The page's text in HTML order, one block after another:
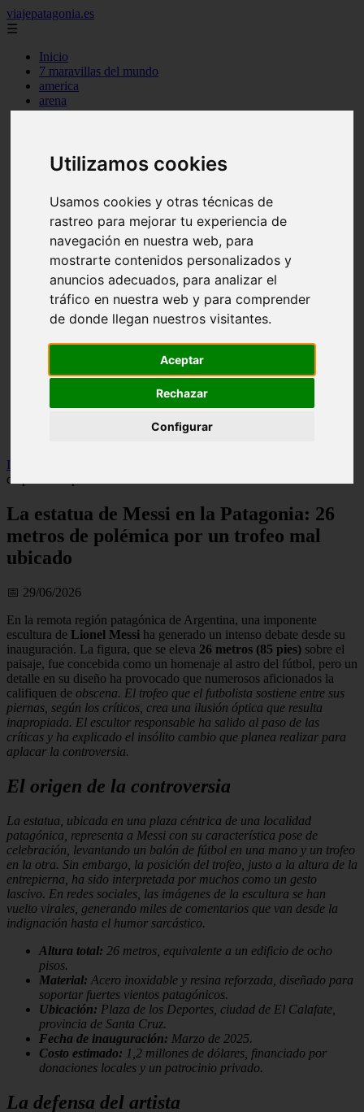
Utilizamos cookies
Usamos cookies y otras técnicas de
rastreo para mejorar tu experiencia de
navegación en nuestra web, para
mostrarte contenidos personalizados y
anuncios adecuados, para analizar el
tráfico en nuestra web y para comprender
de donde llegan nuestros visitantes.
Aceptar
Rechazar
Configurar
viajepatagonia.es
☰
Inicio
7 maravillas del mundo
america
arena
benidorm
c entre rios
c generalidades del pais
c neuquen
c provincias
c santa fe
c tierra de fuego
c tucuman
c zona austral
carmen
category
gijon
live
naturaleza
Inicio
de polémica por un trofeo mal ubicado
La estatua de Messi en la Patagonia: 26
metros de polémica por un trofeo mal
ubicado
📅 29/06/2026
En la remota región patagónica de Argentina, una imponente
escultura de Lionel Messi ha generado un intenso debate desde su
inauguración. La figura, que se eleva 26 metros (85 pies) sobre el
paisaje, fue concebida como un homenaje al astro del fútbol, pero un
detalle en su diseño ha provocado que numerosos aficionados la
califiquen de obscena. El trofeo que el futbolista sostiene entre sus
piernas, según los críticos, crea una ilusión óptica que resulta
inapropiada. El escultor responsable ha salido al paso de las
críticas y ha explicado el insólito cambio que planea realizar para
aplacar la controversia.
El origen de la controversia
La estatua, ubicada en una plaza céntrica de una localidad
patagónica, representa a Messi con su característica pose de
celebración, levantando un balón de fútbol en una mano y un trofeo
en la otra. Sin embargo, la posición del trofeo, justo a la altura de la
entrepierna, ha sido interpretada por muchos como un gesto
lascivo. En redes sociales, las imágenes de la escultura se han
vuelto virales, generando miles de comentarios que van desde la
indignación hasta el humor sarcástico.
Altura total: 26 metros, equivalente a un edificio de ocho
pisos.
Material: Acero inoxidable y resina reforzada, diseñado para
soportar fuertes vientos patagónicos.
Ubicación: Plaza de los Deportes, ciudad de El Calafate,
provincia de Santa Cruz.
Fecha de inauguración: Marzo de 2025.
Costo estimado: 1,2 millones de dólares, financiado por
donaciones locales y un patrocinio privado.
La defensa del artista